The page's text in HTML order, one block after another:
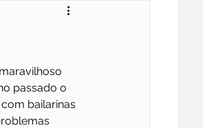
passado o
bailarinas